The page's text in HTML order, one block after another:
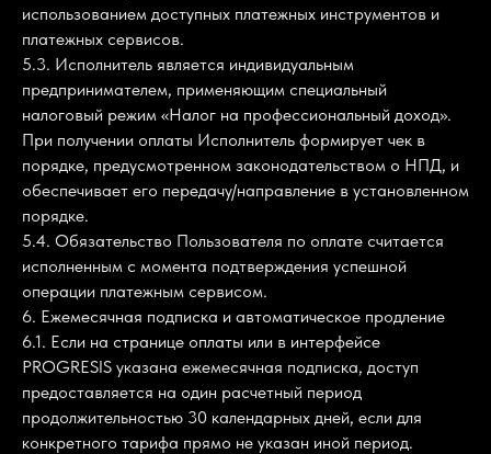
использованием доступных платежных инструментов и
платежных сервисов.
5.3. Исполнитель является индивидуальным
предпринимателем, применяющим специальный
налоговый режим «Налог на профессиональный доход».
При получении оплаты Исполнитель формирует чек в
порядке, предусмотренном законодательством о НПД, и
обеспечивает его передачу/направление в установленном
порядке.
5.4. Обязательство Пользователя по оплате считается
исполненным с момента подтверждения успешной
операции платежным сервисом.
6. Ежемесячная подписка и автоматическое продление
6.1. Если на странице оплаты или в интерфейсе
PROGRESIS указана ежемесячная подписка, доступ
предоставляется на один расчетный период
продолжительностью 30 календарных дней, если для
конкретного тарифа прямо не указан иной период.